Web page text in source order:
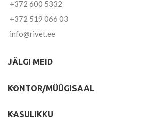
+372 600 5332
+372 519 066 03
info@rivet.ee
JÄLGI MEID
KONTOR/MÜÜGISAAL
KASULIKKU